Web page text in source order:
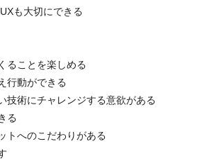
も大切にできる
ることを楽しめる
行動ができる
技術にチャレンジする意欲がある
る
トへのこだわりがある